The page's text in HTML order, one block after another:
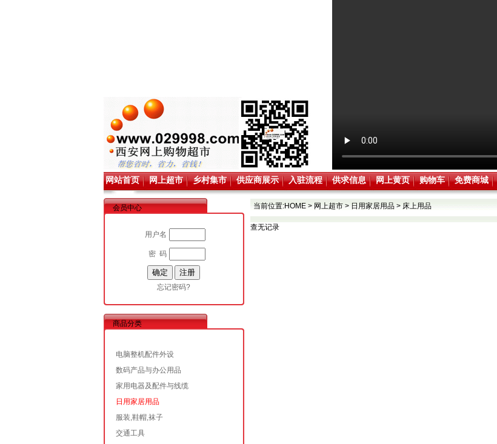
网站首页 网上超市 乡村集市 供应商展示 入驻流程 供求信息 网上黄页 购物车 免费商城
会员中心
用户名
密 码
忘记密码?
商品分类
电脑整机配件外设
数码产品与办公用品
家用电器及配件与线缆
日用家居用品
服装,鞋帽,袜子
交通工具
当前位置:HOME> 网上超市> 日用家居用品> 床上用品
查无记录